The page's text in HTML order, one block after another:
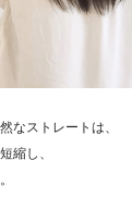
なストレートは、
縮し、